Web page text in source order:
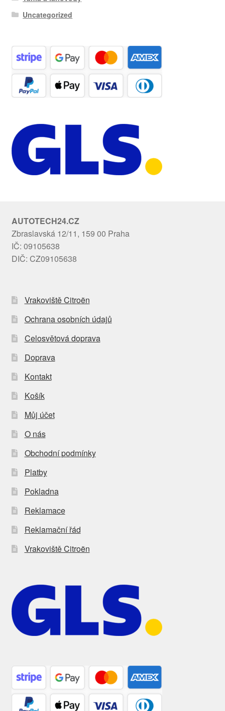
Uncategorized
AUTOTECH24.CZ
Zbraslavská 12/11, 159 00 Praha
IČ: 09105638
DIČ: CZ09105638
Vrakoviště Citroën
Ochrana osobních údajů
Celosvětová doprava
Doprava
Kontakt
Košík
Můj účet
O nás
Obchodní podmínky
Platby
Pokladna
Reklamace
Reklamační řád
Vrakoviště Citroën